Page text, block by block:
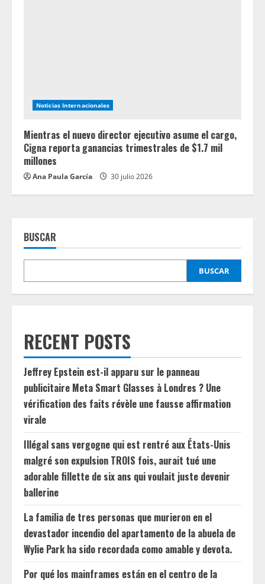
Noticias Internacionales
Mientras el nuevo director ejecutivo asume el cargo,
Cigna reporta ganancias trimestrales de $1.7 mil
millones
Ana Paula García 30 julio 2026
BUSCAR
BUSCAR
RECENT POSTS
Jeffrey Epstein est-il apparu sur le panneau
publicitaire Meta Smart Glasses à Londres ? Une
vérification des faits révèle une fausse affirmation
virale
Illégal sans vergogne qui est rentré aux États-Unis
malgré son expulsion TROIS fois, aurait tué une
adorable fillette de six ans qui voulait juste devenir
ballerine
La familia de tres personas que murieron en el
devastador incendio del apartamento de la abuela de
Wylie Park ha sido recordada como amable y devota.
Por qué los mainframes están en el centro de la